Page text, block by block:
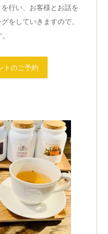
行い、お客様とお話を
をしていきますので、
トのご予約